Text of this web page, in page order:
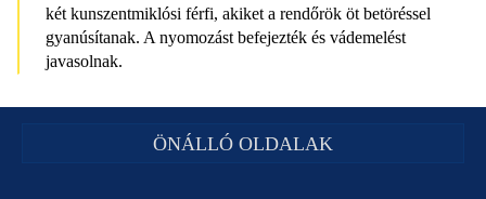
két kunszentmiklósi férfi, akiket a rendőrök öt betöréssel
gyanúsítanak. A nyomozást befejezték és vádemelést
javasolnak.
ÖNÁLLÓ OLDALAK